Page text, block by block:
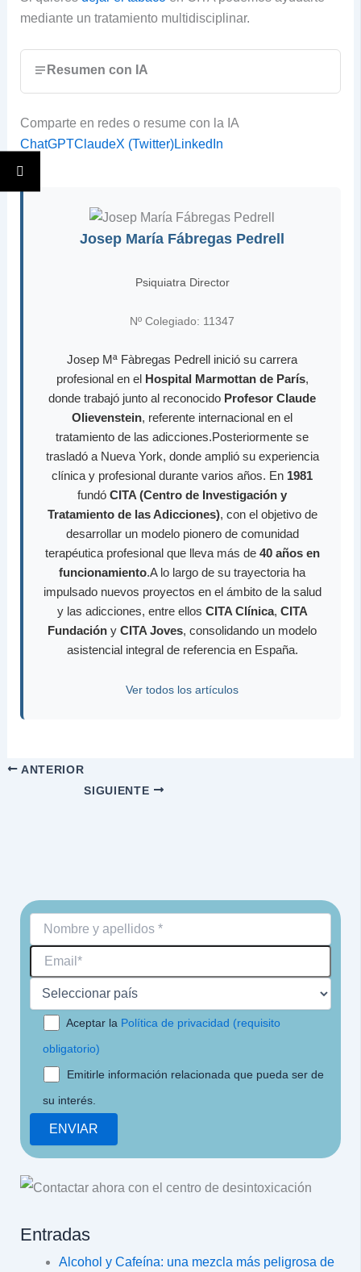
mediante un tratamiento multidisciplinar.
Resumen con IA
Comparte en redes o resume con la IA
ChatGPTClaudeX (Twitter)LinkedIn
Josep María Fábregas Pedrell
Psiquiatra Director
Nº Colegiado: 11347
Josep Mª Fàbregas Pedrell inició su carrera
profesional en el Hospital Marmottan de París,
donde trabajó junto al reconocido Profesor Claude
Olievenstein, referente internacional en el
tratamiento de las adicciones.Posteriormente se
trasladó a Nueva York, donde amplió su experiencia
clínica y profesional durante varios años. En 1981
fundó CITA (Centro de Investigación y
Tratamiento de las Adicciones), con el objetivo de
desarrollar un modelo pionero de comunidad
terapéutica profesional que lleva más de 40 años en
funcionamiento.A lo largo de su trayectoria ha
impulsado nuevos proyectos en el ámbito de la salud
y las adicciones, entre ellos CITA Clínica, CITA
Fundación y CITA Joves, consolidando un modelo
asistencial integral de referencia en España.
Ver todos los artículos
ANTERIOR
SIGUIENTE
Aceptar la Política de privacidad (requisito
obligatorio)
Emitirle información relacionada que pueda ser de
su interés.
Entradas
Alcohol y Cafeína: una mezcla más peligrosa de